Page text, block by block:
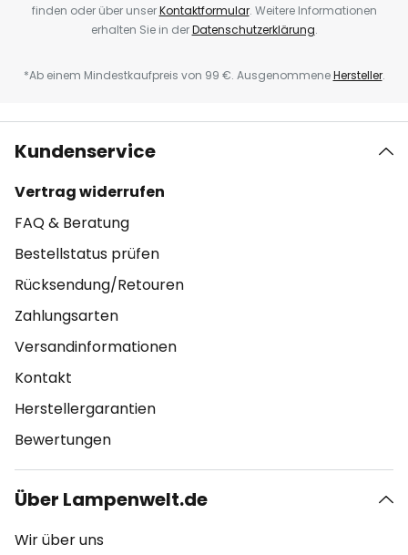
finden oder über unserKontaktformular. Weitere Informationen
erhalten Sie in derDatenschutzerklärung.
*Ab einem Mindestkaufpreis von 99 €. AusgenommeneHersteller.
Kundenservice
Vertrag widerrufen
FAQ & Beratung
Bestellstatus prüfen
Rücksendung/Retouren
Zahlungsarten
Versandinformationen
Kontakt
Herstellergarantien
Bewertungen
Über Lampenwelt.de
Wir über uns